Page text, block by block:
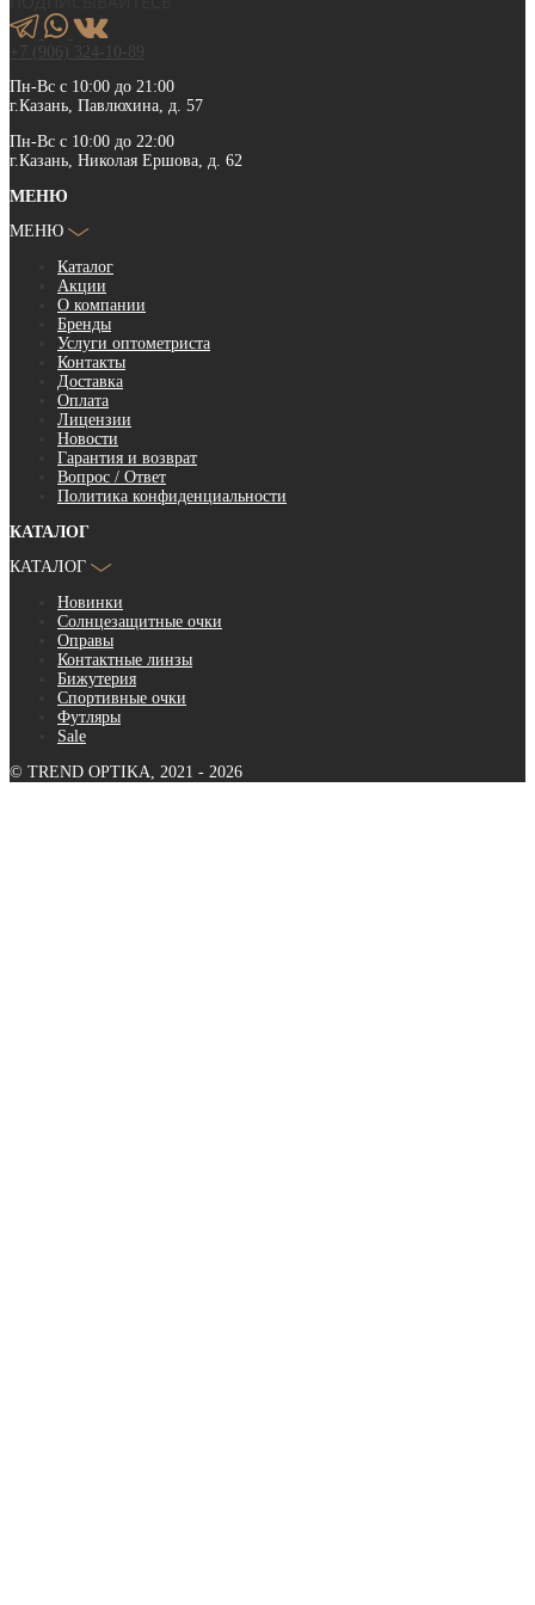
+7 (906) 324-10-89
Пн-Вс с 10:00 до 21:00
г.Казань, Павлюхина, д. 57
Пн-Вс с 10:00 до 22:00
г.Казань, Николая Ершова, д. 62
МЕНЮ
МЕНЮ
Каталог
Акции
О компании
Бренды
Услуги оптометриста
Контакты
Доставка
Оплата
Лицензии
Новости
Гарантия и возврат
Вопрос / Ответ
Политика конфиденциальности
КАТАЛОГ
КАТАЛОГ
Новинки
Солнцезащитные очки
Оправы
Контактные линзы
Бижутерия
Спортивные очки
Футляры
Sale
© TREND OPTIKA, 2021 - 2026